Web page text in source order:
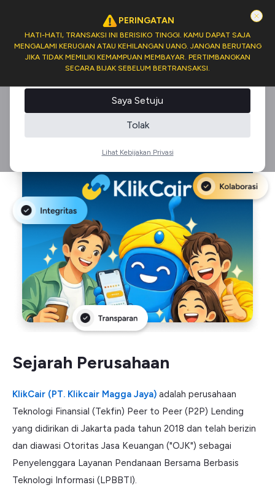
PERINGATAN
HATI-HATI, TRANSAKSI INI BERISIKO TINGGI. KAMU DAPAT SAJA
MENGALAMI KERUGIAN ATAU KEHILANGAN UANG. JANGAN BERUTANG
JIKA TIDAK MEMILIKI KEMAMPUAN MEMBAYAR. PERTIMBANGKAN
SECARA BIJAK SEBELUM BERTRANSAKSI.
Sejarah Perusahaan
KlikCair (PT. Klikcair Magga Jaya) adalah perusahaan
Teknologi Finansial (Tekfin) Peer to Peer (P2P) Lending
yang didirikan di Jakarta pada tahun 2018 dan telah berizin
dan diawasi Otoritas Jasa Keuangan ("OJK") sebagai
Penyelenggara Layanan Pendanaan Bersama Berbasis
Teknologi Informasi (LPBBTI).
Persetujuan Cookie
Kami menggunakan cookie untuk meningkatkan
pengalaman Anda di situs ini. Anda dapat menerima atau
menolak penggunaan cookie kami.
Saya Setuju
Tolak
Lihat Kebijakan Privasi